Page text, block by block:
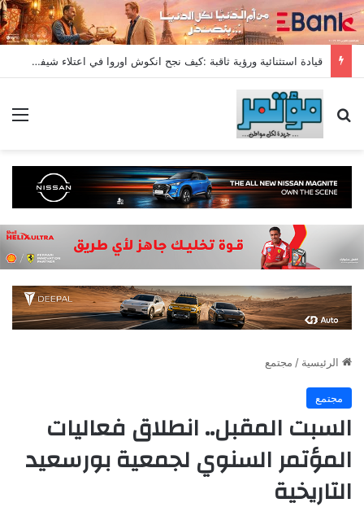
قيادة استثنائية ورؤية ثاقبة :كيف نجح انكوش اوروا في اعتلاء شيفروليه وام جى قمة مبيعات يوليو2026
بحث عن
الرئيسية / مجتمع
مجتمع
السبت المقبل.. انطلاق فعاليات
المؤتمر السنوي لجمعية بورسعيد
التاريخية